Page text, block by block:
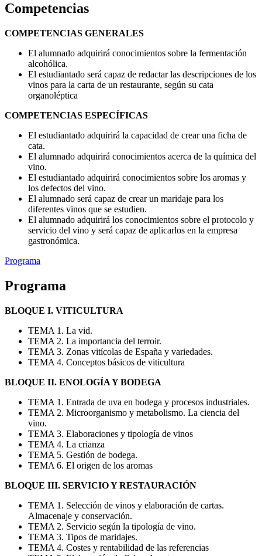
Competencias
COMPETENCIAS GENERALES
El alumnado adquirirá conocimientos sobre la fermentación
alcohólica.
El estudiantado será capaz de redactar las descripciones de los
vinos para la carta de un restaurante, según su cata
organoléptica
COMPETENCIAS ESPECÍFICAS
El estudiantado adquirirá la capacidad de crear una ficha de
cata.
El alumnado adquirirá conocimientos acerca de la química del
vino.
El estudiantado adquirirá conocimientos sobre los aromas y
los defectos del vino.
El alumnado será capaz de crear un maridaje para los
diferentes vinos que se estudien.
El alumnado adquirirá los conocimientos sobre el protocolo y
servicio del vino y será capaz de aplicarlos en la empresa
gastronómica.
Programa
Programa
BLOQUE I. VITICULTURA
TEMA 1. La vid.
TEMA 2. La importancia del terroir.
TEMA 3. Zonas vitícolas de España y variedades.
TEMA 4. Conceptos básicos de viticultura
BLOQUE II. ENOLOGÍA Y BODEGA
TEMA 1. Entrada de uva en bodega y procesos industriales.
TEMA 2. Microorganismo y metabolismo. La ciencia del
vino.
TEMA 3. Elaboraciones y tipología de vinos
TEMA 4. La crianza
TEMA 5. Gestión de bodega.
TEMA 6. El origen de los aromas
BLOQUE III. SERVICIO Y RESTAURACIÓN
TEMA 1. Selección de vinos y elaboración de cartas.
Almacenaje y conservación.
TEMA 2. Servicio según la tipología de vino.
TEMA 3. Tipos de maridajes.
TEMA 4. Costes y rentabilidad de las referencias